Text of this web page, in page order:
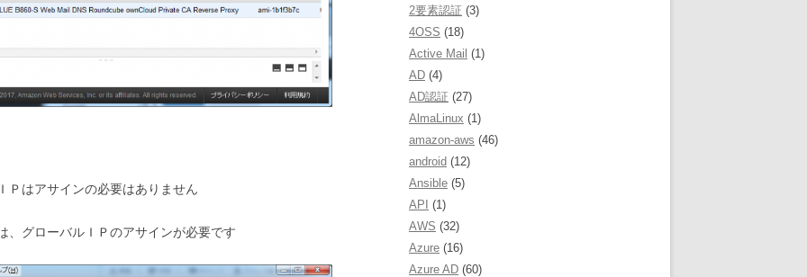
Ｐはアサインの必要はありません
、グローバルＩＰのアサインが必要です
2要素認証 (3)
4OSS (18)
Active Mail (1)
AD (4)
AD認証 (27)
AlmaLinux (1)
amazon-aws (46)
android (12)
Ansible (5)
API (1)
AWS (32)
Azure (16)
Azure AD (60)